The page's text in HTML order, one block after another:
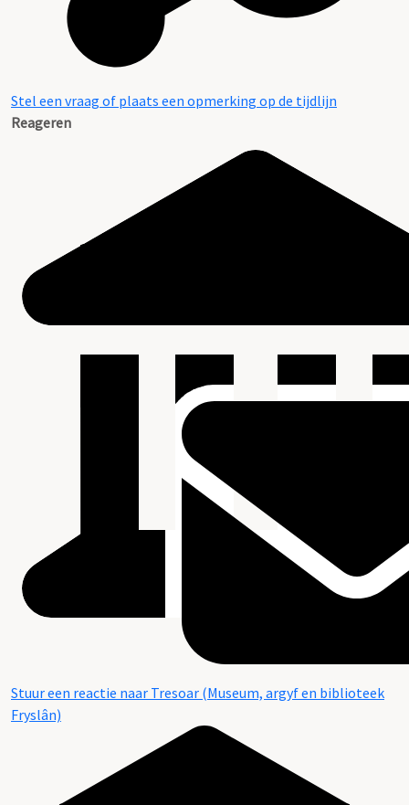
Stel een vraag of plaats een opmerking op de tijdlijn
Reageren
Stuur een reactie naar Tresoar (Museum, argyf en biblioteek
Fryslân)